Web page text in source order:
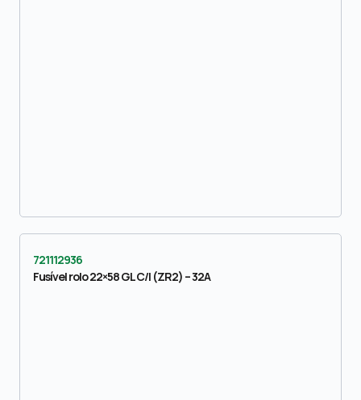
721112936
Fusível rolo 22×58 GL C/I (ZR2) – 32A